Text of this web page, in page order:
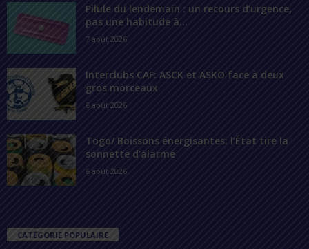
Pilule du lendemain : un recours d’urgence,
pas une habitude à...
7 août 2026
Interclubs CAF: ASCK et ASKO face à deux
gros morceaux
6 août 2026
Togo/ Boissons énergisantes: l’État tire la
sonnette d’alarme
6 août 2026
CATÉGORIE POPULAIRE